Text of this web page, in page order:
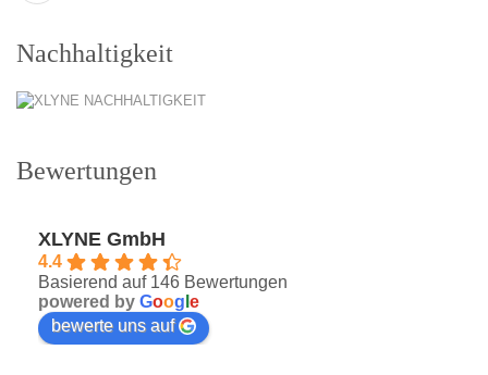
Nachhaltigkeit
Bewertungen
XLYNE GmbH
4.4
Basierend auf 146 Bewertungen
powered by Goog e
bewerte uns auf